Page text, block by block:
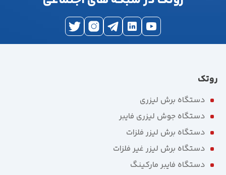
روتک
دستگاه برش لیزری
دستگاه جوش لیزری فایبر
دستگاه برش لیزر فلزات
دستگاه برش لیزر غیر فلزات
دستگاه فایبر مارکینگ